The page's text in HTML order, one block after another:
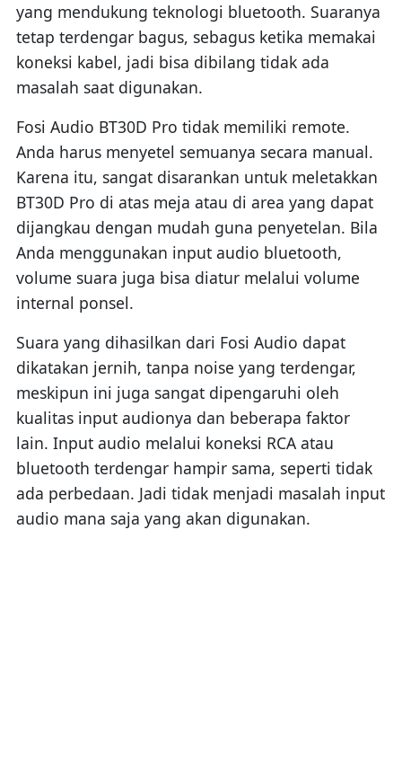
yang mendukung teknologi bluetooth. Suaranya
tetap terdengar bagus, sebagus ketika memakai
koneksi kabel, jadi bisa dibilang tidak ada
masalah saat digunakan.
Fosi Audio BT30D Pro tidak memiliki remote.
Anda harus menyetel semuanya secara manual.
Karena itu, sangat disarankan untuk meletakkan
BT30D Pro di atas meja atau di area yang dapat
dijangkau dengan mudah guna penyetelan. Bila
Anda menggunakan input audio bluetooth,
volume suara juga bisa diatur melalui volume
internal ponsel.
Suara yang dihasilkan dari Fosi Audio dapat
dikatakan jernih, tanpa noise yang terdengar,
meskipun ini juga sangat dipengaruhi oleh
kualitas input audionya dan beberapa faktor
lain. Input audio melalui koneksi RCA atau
bluetooth terdengar hampir sama, seperti tidak
ada perbedaan. Jadi tidak menjadi masalah input
audio mana saja yang akan digunakan.